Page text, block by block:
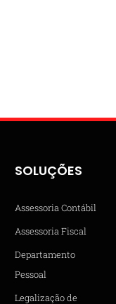
SOLUÇÕES
Assessoria Contábil
Assessoria Fiscal
Departamento
Pessoal
Legalização de